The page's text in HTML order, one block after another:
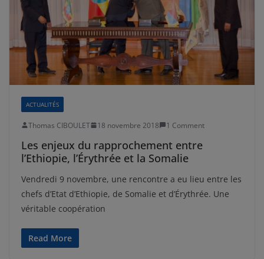
ACTUALITÉS
Thomas CIBOULET 18 novembre 2018 1 Comment
Les enjeux du rapprochement entre
l’Ethiopie, l’Érythrée et la Somalie
Vendredi 9 novembre, une rencontre a eu lieu entre les
chefs d’Etat d’Ethiopie, de Somalie et d’Érythrée. Une
véritable coopération
Read More